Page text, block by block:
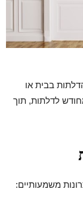
בבית או
לדלתות, תוך
משמעותיים: